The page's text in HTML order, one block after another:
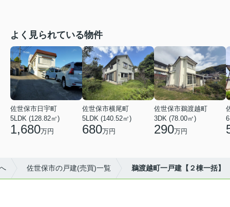
よく見られている物件
佐世保市日宇町
5LDK (128.82㎡)
1,680万円
佐世保市横尾町
5LDK (140.52㎡)
680万円
佐世保市鵜渡越町
3DK (78.00㎡)
290万円
佐世保市の戸建(売買)一覧 鵜渡越町一戸建【２棟一括】